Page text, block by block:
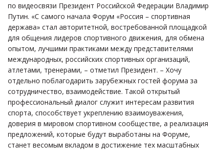
по видеосвязи Президент Российской Федерации Владимир
Путин. «С самого начала Форум «Россия – спортивная
держава» стал авторитетной, востребованной площадкой
для общения лидеров спортивного движения, для обмена
опытом, лучшими практиками между представителями
международных, российских спортивных организаций,
атлетами, тренерами, – отметил Президент. – Хочу
отдельно поблагодарить зарубежных гостей форума за
сотрудничество, взаимодействие. Такой открытый
профессиональный диалог служит интересам развития
спорта, способствует укреплению взаимоуважения,
доверия в мировом спортивном сообществе, а реализация
предложений, которые будут выработаны на Форуме,
станет весомым вкладом в достижение тех масштабных